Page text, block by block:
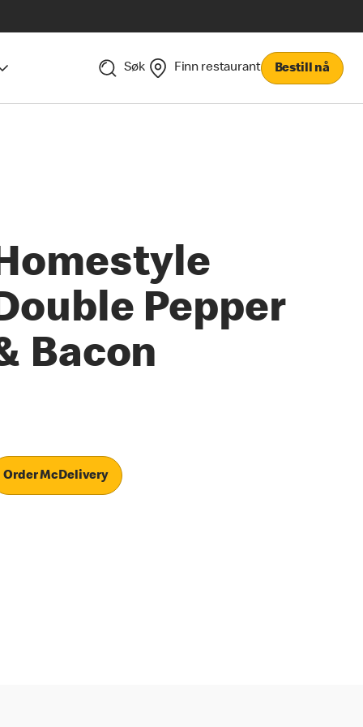
Søk Finn restaurant Bestill nå
Pepper
Bacon
Order McDelivery